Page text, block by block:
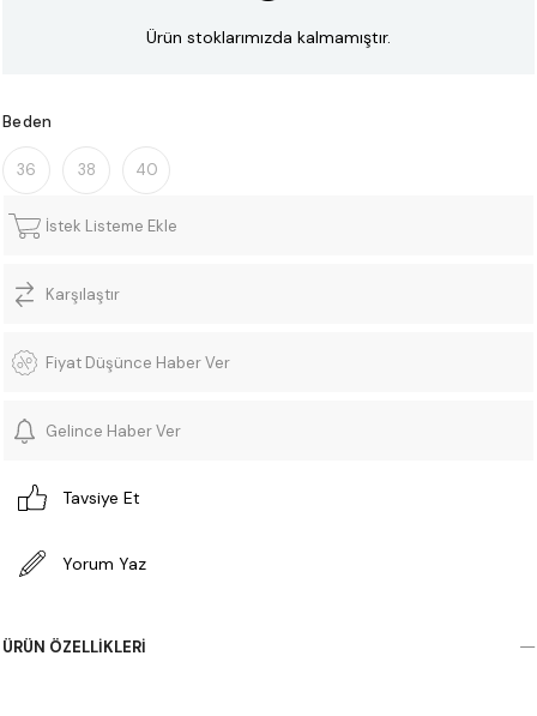
Ürün stoklarımızda kalmamıştır.
Beden
36 38 40
İstek Listeme Ekle
Karşılaştır
Fiyat Düşünce Haber Ver
Gelince Haber Ver
Tavsiye Et
Yorum Yaz
ÜRÜN ÖZELLIKLERI